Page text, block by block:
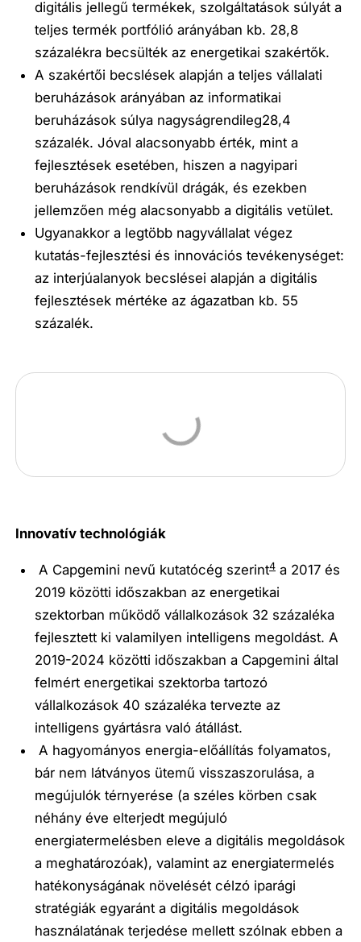
digitális jellegű termékek, szolgáltatások súlyát a
teljes termék portfólió arányában kb. 28,8
százalékra becsülték az energetikai szakértők.
A szakértői becslések alapján a teljes vállalati
beruházások arányában az informatikai
beruházások súlya nagyságrendileg28,4
százalék. Jóval alacsonyabb érték, mint a
fejlesztések esetében, hiszen a nagyipari
beruházások rendkívül drágák, és ezekben
jellemzően még alacsonyabb a digitális vetület.
Ugyanakkor a legtöbb nagyvállalat végez
kutatás-fejlesztési és innovációs tevékenységet:
az interjúalanyok becslései alapján a digitális
fejlesztések mértéke az ágazatban kb. 55
százalék.
Innovatív technológiák
A Capgemini nevű kutatócég szerint4 a 2017 és
2019 közötti időszakban az energetikai
szektorban működő vállalkozások 32 százaléka
fejlesztett ki valamilyen intelligens megoldást. A
2019-2024 közötti időszakban a Capgemini által
felmért energetikai szektorba tartozó
vállalkozások 40 százaléka tervezte az
intelligens gyártásra való átállást.
A hagyományos energia-előállítás folyamatos,
bár nem látványos ütemű visszaszorulása, a
megújulók térnyerése (a széles körben csak
néhány éve elterjedt megújuló
energiatermelésben eleve a digitális megoldások
a meghatározóak), valamint az energiatermelés
hatékonyságának növelését célzó iparági
stratégiák egyaránt a digitális megoldások
használatának terjedése mellett szólnak ebben a